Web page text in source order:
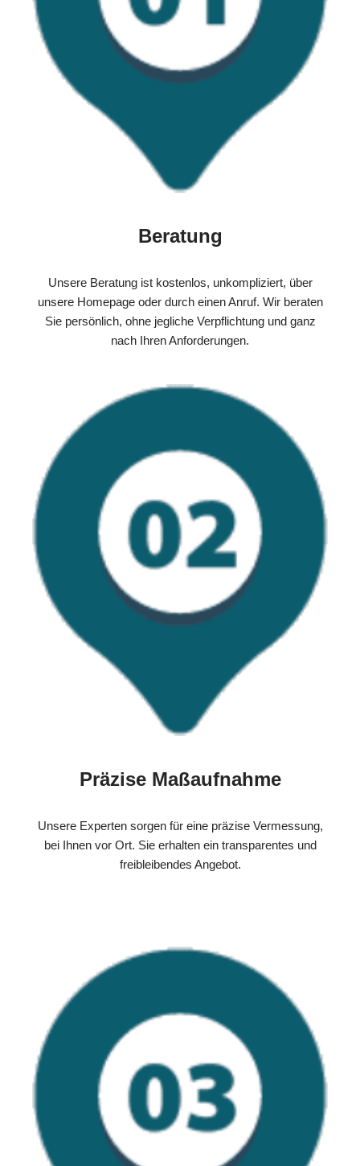
Beratung
Unsere Beratung ist kostenlos, unkompliziert, über
unsere Homepage oder durch einen Anruf. Wir beraten
Sie persönlich, ohne jegliche Verpflichtung und ganz
nach Ihren Anforderungen.
Präzise Maßaufnahme
Unsere Experten sorgen für eine präzise Vermessung,
bei Ihnen vor Ort. Sie erhalten ein transparentes und
freibleibendes Angebot.